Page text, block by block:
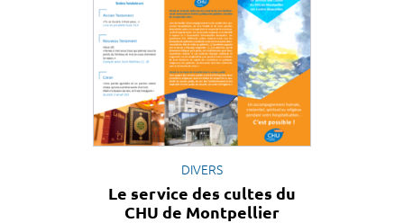
DIVERS
Le service des cultes du
CHU de Montpellier